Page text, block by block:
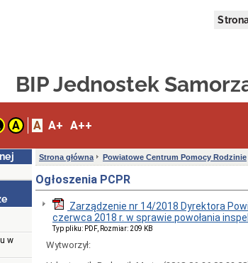
BIP Jednostek
A A A+ A++
w
Strona główna Powiatowe Centrum Pomocy Rodzinie
Ogłoszenia PCPR
Zarządzenie nr 14/2018 Dyrektora
czerwca 2018 r. w sprawie powołania
Typ pliku: PDF, Rozmiar: 209 KB
Wytworzył: